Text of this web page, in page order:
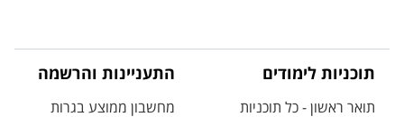
תוכניות לימודים
תואר ראשון - כל תוכניות
התעניינות והרשמה
מחשבון ממוצע בגרות